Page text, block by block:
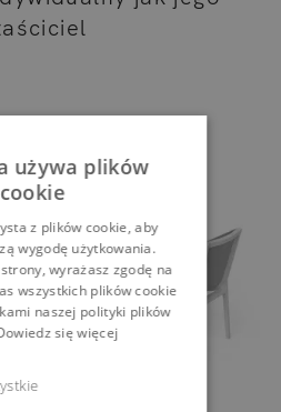
używa plików
cookie
z plików cookie, aby
wygodę użytkowania.
wyrażasz zgodę na
wszystkich plików cookie
naszej polityki plików
się więcej